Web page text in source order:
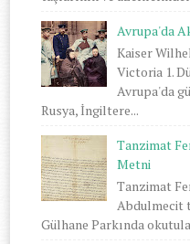
Avrupa'da
Kaiser
Victoria 1.
Avrupa'da
Rusya, İngiltere...
Tanzimat
Metni
Tanzimat
Abdulmecit
Gülhane Parkında